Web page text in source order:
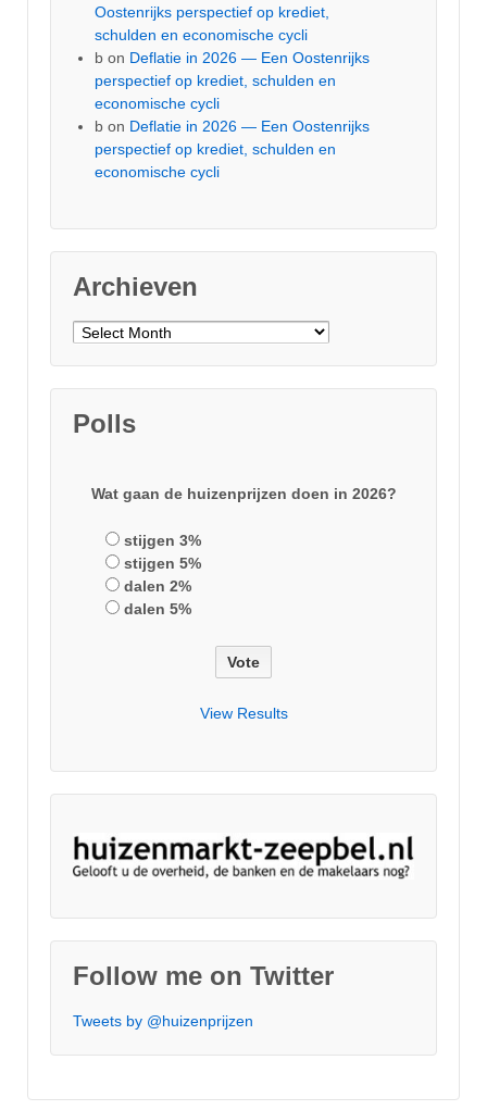
Oostenrijks perspectief op krediet,
schulden en economische cycli
b on Deflatie in 2026 — Een Oostenrijks
perspectief op krediet, schulden en
economische cycli
b on Deflatie in 2026 — Een Oostenrijks
perspectief op krediet, schulden en
economische cycli
Archieven
Archieven
Polls
Wat gaan de huizenprijzen doen in 2026?
stijgen 3%
stijgen 5%
dalen 2%
dalen 5%
View Results
Follow me on Twitter
Tweets by @huizenprijzen